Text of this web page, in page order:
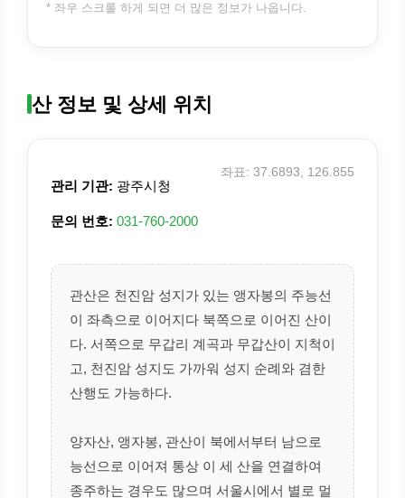
* 좌우 스크롤 하게 되면 더 많은 정보가 나옵니다.
산 정보 및 상세 위치
관리 기관: 광주시청
문의 번호: 031-760-2000
좌표: 37.6893, 126.855
관산은 천진암 성지가 있는 앵자봉의 주능선
이 좌측으로 이어지다 북쪽으로 이어진 산이
다. 서쪽으로 무갑리 계곡과 무갑산이 지척이
고, 천진암 성지도 가까워 성지 순례와 겸한
산행도 가능하다.
양자산, 앵자봉, 관산이 북에서부터 남으로
능선으로 이어져 통상 이 세 산을 연결하여
종주하는 경우도 많으며 서울시에서 별로 멀